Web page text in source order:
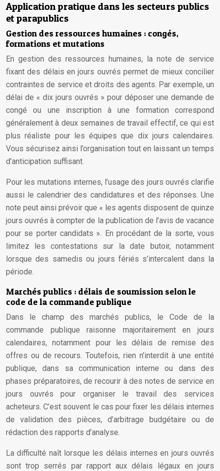
Application pratique dans les secteurs publics
et parapublics
Gestion des ressources humaines : congés,
formations et mutations
En gestion des ressources humaines, la note de service
fixant des délais en jours ouvrés permet de mieux concilier
contraintes de service et droits des agents. Par exemple, un
délai de « dix jours ouvrés » pour déposer une demande de
congé ou une inscription à une formation correspond
généralement à deux semaines de travail effectif, ce qui est
plus réaliste pour les équipes que dix jours calendaires.
Vous sécurisez ainsi l’organisation tout en laissant un temps
d’anticipation suffisant.
Pour les mutations internes, l’usage des jours ouvrés clarifie
aussi le calendrier des candidatures et des réponses. Une
note peut ainsi prévoir que « les agents disposent de quinze
jours ouvrés à compter de la publication de l’avis de vacance
pour se porter candidats ». En procédant de la sorte, vous
limitez les contestations sur la date butoir, notamment
lorsque des samedis ou jours fériés s’intercalent dans la
période.
Marchés publics : délais de soumission selon le
code de la commande publique
Dans le champ des marchés publics, le Code de la
commande publique raisonne majoritairement en jours
calendaires, notamment pour les délais de remise des
offres ou de recours. Toutefois, rien n’interdit à une entité
publique, dans sa communication interne ou dans des
phases préparatoires, de recourir à des notes de service en
jours ouvrés pour organiser le travail des services
acheteurs. C’est souvent le cas pour fixer les délais internes
de validation des pièces, d’arbitrage budgétaire ou de
rédaction des rapports d’analyse.
La difficulté naît lorsque les délais internes en jours ouvrés
sont trop serrés par rapport aux délais légaux en jours